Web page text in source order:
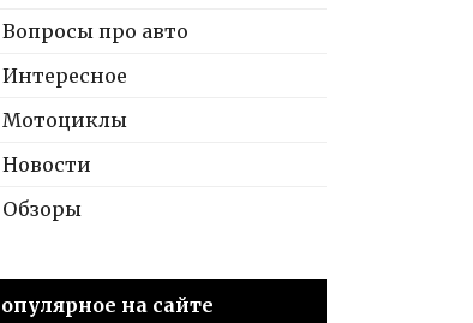
Вопросы про авто
Интересное
Мотоциклы
Новости
Обзоры
на сайте